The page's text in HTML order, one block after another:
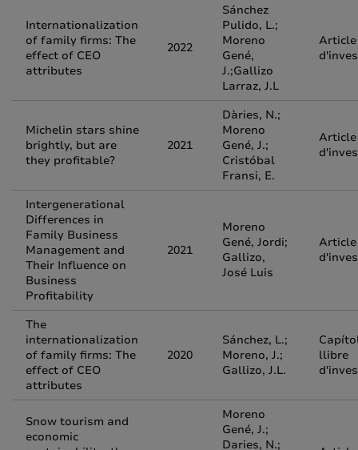
Internationalization
of family firms: The
effect of CEO
attributes
2022
Sánchez
Pulido, L.;
Moreno
Gené,
J.;Gallizo
Larraz, J.L
Article
Michelin stars shine
brightly, but are
they profitable?
2021
Dàries, N.;
Moreno
Gené, J.;
Cristóbal
Fransi, E.
Article
Intergenerational
Differences in
Family Business
Management and
Their Influence on
Business
Profitability
2021
Moreno
Gené, Jordi;
Gallizo,
José Luis
Article
The
internationalization
of family firms: The
effect of CEO
attributes
2020
Sánchez, L.;
Moreno, J.;
Gallizo, J.L.
llibre
Snow tourism and
economic
Moreno
Gené, J.;
Daries, N.;